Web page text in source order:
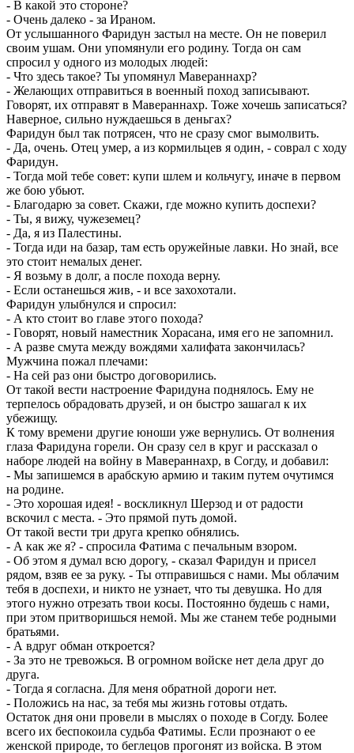
- В какой это стороне?
- Очень далеко - за Ираном.
От услышанного Фаридун застыл на месте. Он не поверил
своим ушам. Они упомянули его родину. Тогда он сам
спросил у одного из молодых людей:
- Что здесь такое? Ты упомянул Мавераннахр?
- Желающих отправиться в военный поход записывают.
Говорят, их отправят в Мавераннахр. Тоже хочешь записаться?
Наверное, сильно нуждаешься в деньгах?
Фаридун был так потрясен, что не сразу смог вымолвить.
- Да, очень. Отец умер, а из кормильцев я один, - соврал с ходу
Фаридун.
- Тогда мой тебе совет: купи шлем и кольчугу, иначе в первом
же бою убьют.
- Благодарю за совет. Скажи, где можно купить доспехи?
- Ты, я вижу, чужеземец?
- Да, я из Палестины.
- Тогда иди на базар, там есть оружейные лавки. Но знай, все
это стоит немалых денег.
- Я возьму в долг, а после похода верну.
- Если останешься жив, - и все захохотали.
Фаридун улыбнулся и спросил:
- А кто стоит во главе этого похода?
- Говорят, новый наместник Хорасана, имя его не запомнил.
- А разве смута между вождями халифата закончилась?
Мужчина пожал плечами:
- На сей раз они быстро договорились.
От такой вести настроение Фаридуна поднялось. Ему не
терпелось обрадовать друзей, и он быстро зашагал к их
убежищу.
К тому времени другие юноши уже вернулись. От волнения
глаза Фаридуна горели. Он сразу сел в круг и рассказал о
наборе людей на войну в Мавераннахр, в Согду, и добавил:
- Мы запишемся в арабскую армию и таким путем очутимся
на родине.
- Это хорошая идея! - воскликнул Шерзод и от радости
вскочил с места. - Это прямой путь домой.
От такой вести три друга крепко обнялись.
- А как же я? - спросила Фатима с печальным взором.
- Об этом я думал всю дорогу, - сказал Фаридун и присел
рядом, взяв ее за руку. - Ты отправишься с нами. Мы облачим
тебя в доспехи, и никто не узнает, что ты девушка. Но для
этого нужно отрезать твои косы. Постоянно будешь с нами,
при этом притворишься немой. Мы же станем тебе родными
братьями.
- А вдруг обман откроется?
- За это не тревожься. В огромном войске нет дела друг до
друга.
- Тогда я согласна. Для меня обратной дороги нет.
- Положись на нас, за тебя мы жизнь готовы отдать.
Остаток дня они провели в мыслях о походе в Согду. Более
всего их беспокоила судьба Фатимы. Если прознают о ее
женской природе, то беглецов прогонят из войска. В этом